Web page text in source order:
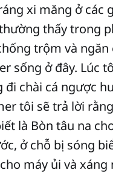
xi măng ở
thấy trong
trộm và
sống ở đây. Lúc
chài cá ngược
tôi sẽ trả lời
là Bòn tâu na
ở chỗ bị sóng
máy ủi và